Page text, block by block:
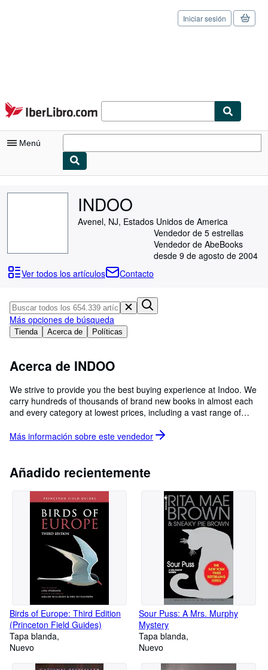
Pasar al contenido principal
IberLibro.com
Iniciar sesión
Menú
Consultar mis pedidos
Colecciones
Arte y coleccionismo
Vendedores
Ayuda
CERRAR
INDOO
Avenel, NJ, Estados Unidos de America
Vendedor de 5 estrellas
Vendedor de AbeBooks
desde 9 de agosto de 2004
Ver todos los artículos
Contacto
Tienda Acerca de Políticas
Más opciones de búsqueda
Acerca de INDOO
We strive to provide you the best buying experience at Indoo. We
carry hundreds of thousands of brand new books in almost each
and every category at lowest prices, including a vast range of
students. Search for books from John Wiley, Pearson Education,
Más información sobre este vendedor
Añadido recientemente
Birds of Europe: Third Edition
(Princeton Field Guides)
Tapa blanda
Nuevo
Sour Puss: A Mrs. Murphy
Mystery
Tapa blanda
Nuevo